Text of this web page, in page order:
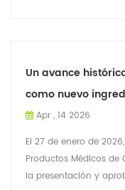
Un avance
como nuevo
Apr , 14 2026
El 27 de enero de
Productos Médicos
la presentación y